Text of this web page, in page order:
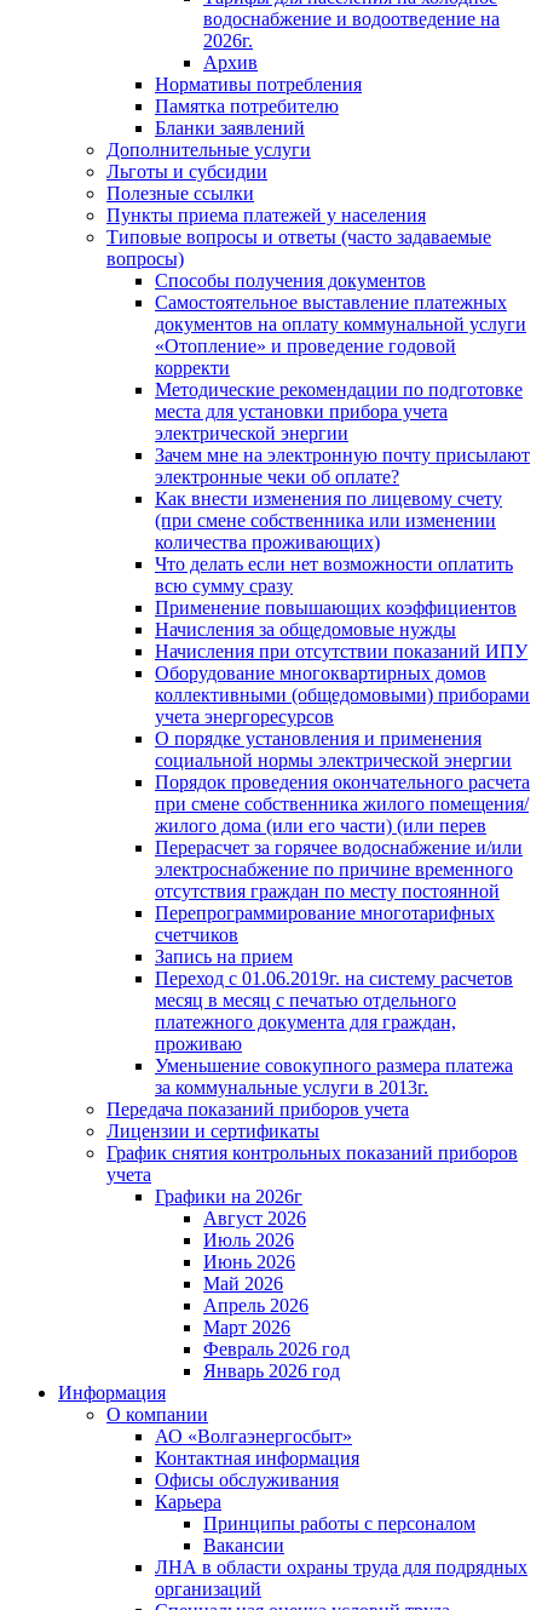
водоснабжение и водоотведение на
2026г.
Архив
Нормативы потребления
Памятка потребителю
Бланки заявлений
Дополнительные услуги
Льготы и субсидии
Полезные ссылки
Пункты приема платежей у населения
Типовые вопросы и ответы (часто задаваемые
вопросы)
Способы получения документов
Самостоятельное выставление платежных
документов на оплату коммунальной услуги
«Отопление» и проведение годовой
корректи
Методические рекомендации по подготовке
места для установки прибора учета
электрической энергии
Зачем мне на электронную почту присылают
электронные чеки об оплате?
Как внести изменения по лицевому счету
(при смене собственника или изменении
количества проживающих)
Что делать если нет возможности оплатить
всю сумму сразу
Применение повышающих коэффициентов
Начисления за общедомовые нужды
Начисления при отсутствии показаний ИПУ
Оборудование многоквартирных домов
коллективными (общедомовыми) приборами
учета энергоресурсов
О порядке установления и применения
социальной нормы электрической энергии
Порядок проведения окончательного расчета
при смене собственника жилого помещения/
жилого дома (или его части) (или перев
Перерасчет за горячее водоснабжение и/или
электроснабжение по причине временного
отсутствия граждан по месту постоянной
Перепрограммирование многотарифных
счетчиков
Запись на прием
Переход с 01.06.2019г. на систему расчетов
месяц в месяц с печатью отдельного
платежного документа для граждан,
проживаю
Уменьшение совокупного размера платежа
за коммунальные услуги в 2013г.
Передача показаний приборов учета
Лицензии и сертификаты
График снятия контрольных показаний приборов
учета
Графики на 2026г
Август 2026
Июль 2026
Июнь 2026
Май 2026
Апрель 2026
Март 2026
Февраль 2026 год
Январь 2026 год
Информация
О компании
АО «Волгаэнергосбыт»
Контактная информация
Офисы обслуживания
Карьера
Принципы работы с персоналом
Вакансии
ЛНА в области охраны труда для подрядных
организаций